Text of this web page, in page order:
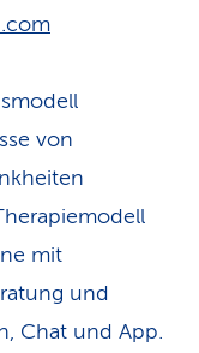
von
mit
und
Chat und App.